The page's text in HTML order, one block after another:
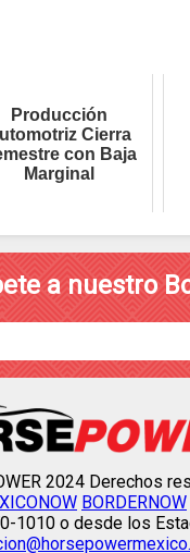
Producción
Cierra
con Baja
Marginal
a nuestro
2024 Derechos
BORDERNOW
1010 o desde los